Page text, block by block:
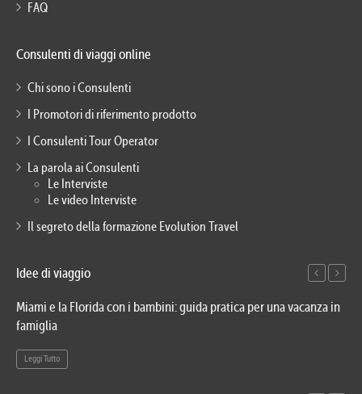
FAQ
Consulenti di viaggi online
Chi sono i Consulenti
I Promotori di riferimento prodotto
I Consulenti Tour Operator
La parola ai Consulenti
Le Interviste
Le video Interviste
Il segreto della formazione Evolution Travel
Idee di viaggio
Miami e la Florida con i bambini: guida pratica per una vacanza in
famiglia
Leggi Tutto